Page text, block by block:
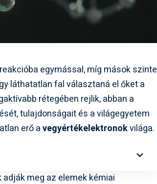
egymással, míg mások szinte
láthatatlan fal választaná el őket a
rétegében rejlik, abban a
tulajdonságait és a világegyetem
erő avegyértékelektronokvilága.
meg az elemek kémiai